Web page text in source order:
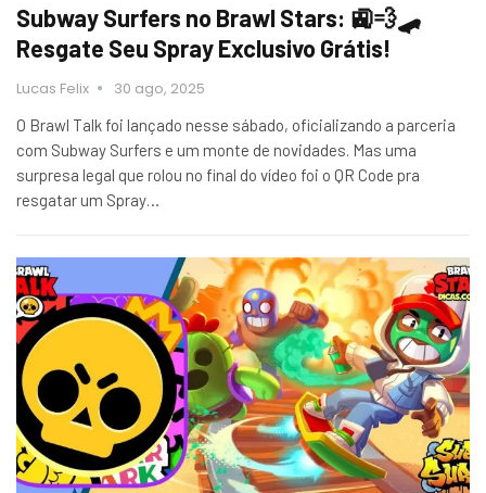
Subway Surfers no Brawl Stars: 🚉💨🛹
Resgate Seu Spray Exclusivo Grátis!
Lucas Felix 30 ago, 2025
O Brawl Talk foi lançado nesse sábado, oficializando a parceria
com Subway Surfers e um monte de novidades. Mas uma
surpresa legal que rolou no final do vídeo foi o QR Code pra
resgatar um Spray…